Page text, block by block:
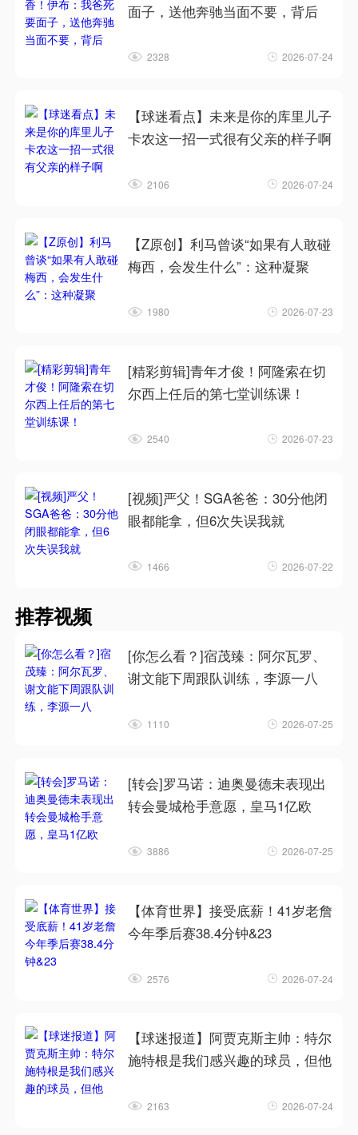
面子，送他奔驰当面不要，背后
2328 2026-07-24
【球迷看点】未来是你的库里儿子
卡农这一招一式很有父亲的样子啊
2106 2026-07-24
【Z原创】利马曾谈“如果有人敢碰
梅西，会发生什么”：这种凝聚
1980 2026-07-23
[精彩剪辑]青年才俊！阿隆索在切
尔西上任后的第七堂训练课！
2540 2026-07-23
[视频]严父！SGA爸爸：30分他闭
眼都能拿，但6次失误我就
1466 2026-07-22
推荐视频
[你怎么看？]宿茂臻：阿尔瓦罗、
谢文能下周跟队训练，李源一八
1110 2026-07-25
[转会]罗马诺：迪奥曼德未表现出
转会曼城枪手意愿，皇马1亿欧
3886 2026-07-25
【体育世界】接受底薪！41岁老詹
今年季后赛38.4分钟&23
2576 2026-07-24
【球迷报道】阿贾克斯主帅：特尔
施特根是我们感兴趣的球员，但他
2163 2026-07-24